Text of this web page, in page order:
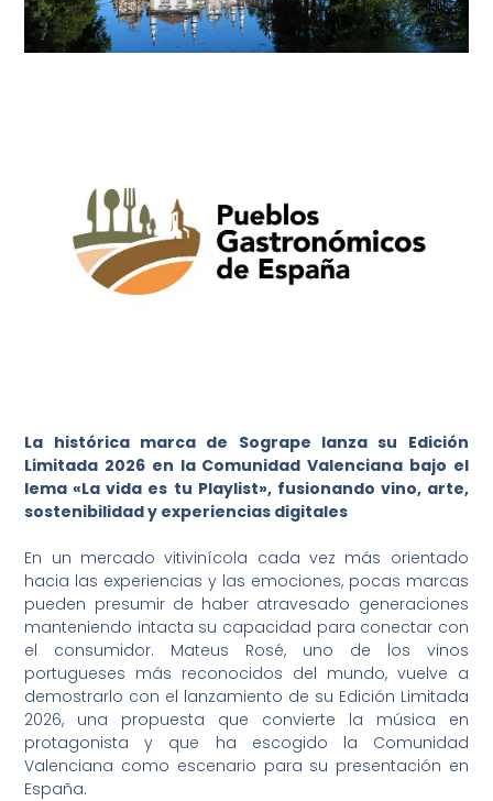
La histórica marca de Sogrape lanza su Edición
Limitada 2026 en la Comunidad Valenciana bajo el
lema «La vida es tu Playlist», fusionando vino, arte,
sostenibilidad y experiencias digitales
En un mercado vitivinícola cada vez más orientado
hacia las experiencias y las emociones, pocas marcas
pueden presumir de haber atravesado generaciones
manteniendo intacta su capacidad para conectar con
el consumidor. Mateus Rosé, uno de los vinos
portugueses más reconocidos del mundo, vuelve a
demostrarlo con el lanzamiento de su Edición Limitada
2026, una propuesta que convierte la música en
protagonista y que ha escogido la Comunidad
Valenciana como escenario para su presentación en
España.